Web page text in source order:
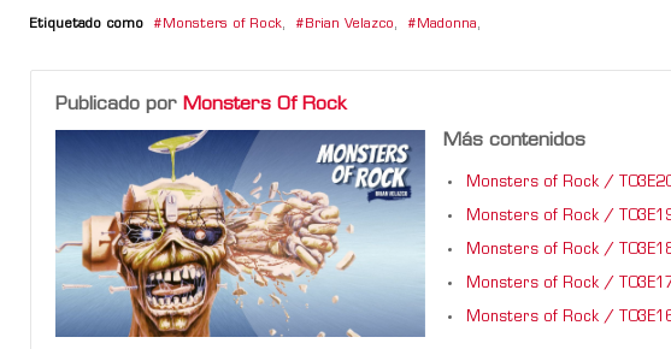
Etiquetado como Monsters of Rock, Brian Velazco, Madonna,
Publicado por Monsters Of Rock
Más contenidos
Monsters of Rock /
Monsters of Rock /
Monsters of Rock /
Monsters of Rock /
Monsters of Rock /